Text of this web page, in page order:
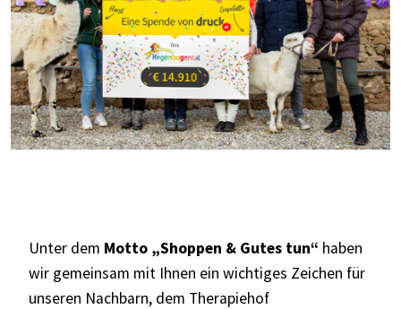
Unter dem Motto „Shoppen & Gutes tun“ haben
wir gemeinsam mit Ihnen ein wichtiges Zeichen für
unseren Nachbarn, dem Therapiehof